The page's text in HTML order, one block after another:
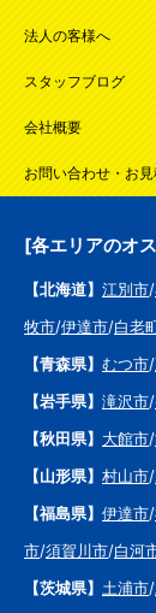
法人の客様へ
スタッフブログ
会社概要
お問い合わせ・お見
[各エリアのオ
【北海道】 江別市/
牧市/伊達市/白老
【青森県】 むつ市/
【岩手県】 滝沢市/
【秋田県】 大館市/
【山形県】 村山市/
【福島県】 伊達市/
市/須賀川市/白河
【茨城県】 土浦市/